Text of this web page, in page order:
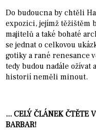
Do budoucna by chtěli
expozici, jejímž těžištěm
majitelů a také bohaté
se jednat o celkovou
gotiky a rané renesance
tedy budou nadále ožívat
historií neměli minout.
... CELÝ ČLÁNEK ČTĚTE
BARBAR!